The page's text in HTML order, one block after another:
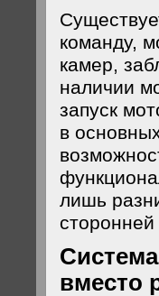
команду,
камер,
наличии
запуск
в
лишь
вместо